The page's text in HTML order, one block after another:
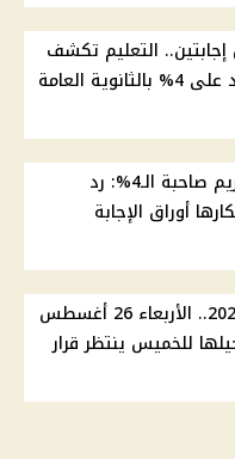
التعليم تكشف
العامة
القصة الكاملة لأزمة ريم صاحبة الـ4%: رد
أوراق الإجابة
إجازة المولد النبوي 2026.. الأربعاء 26 أغسطس
للخميس ينتظر قرار